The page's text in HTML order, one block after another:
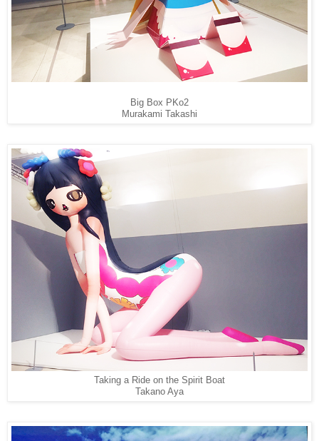
Big Box PKo2
Murakami Takashi
Taking a Ride on the Spirit Boat
Takano Aya